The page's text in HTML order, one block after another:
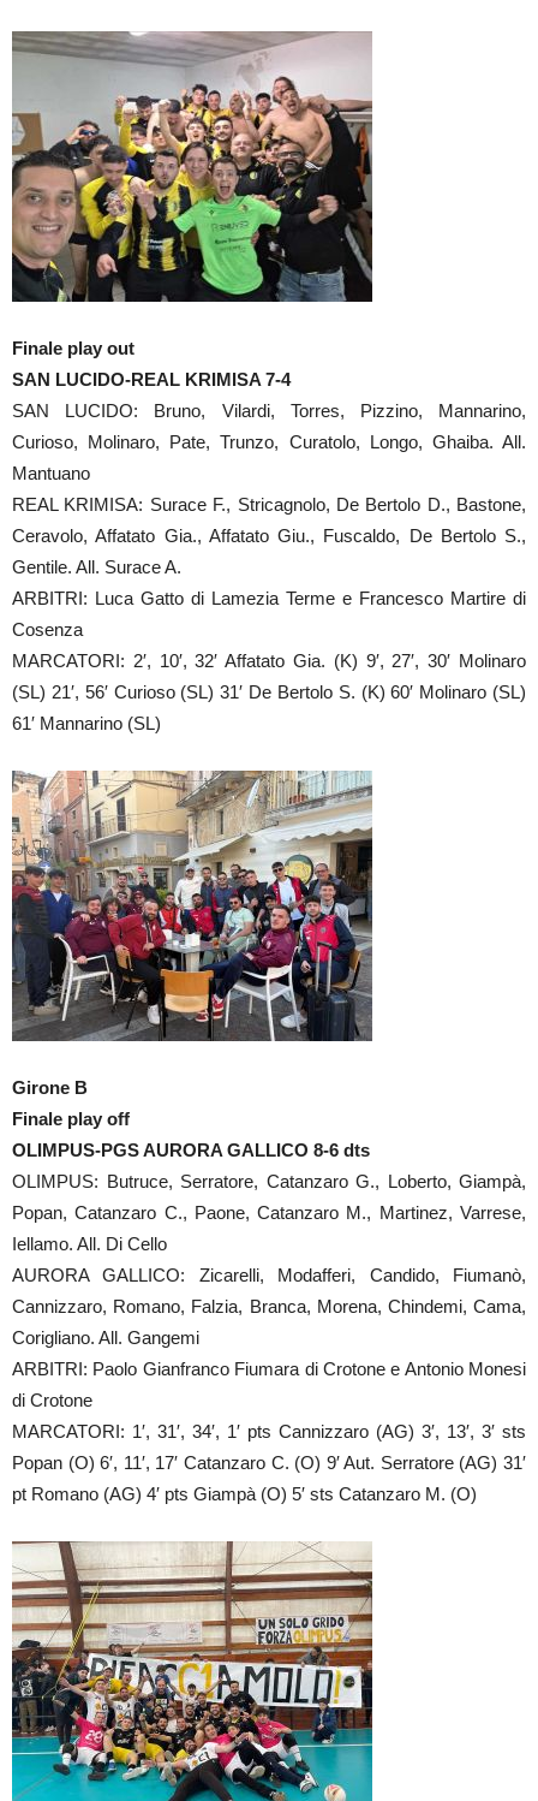
Finale play out
SAN LUCIDO-REAL KRIMISA 7-4
SAN LUCIDO: Bruno, Vilardi, Torres, Pizzino, Mannarino,
Curioso, Molinaro, Pate, Trunzo, Curatolo, Longo, Ghaiba. All.
Mantuano
REAL KRIMISA: Surace F., Stricagnolo, De Bertolo D., Bastone,
Ceravolo, Affatato Gia., Affatato Giu., Fuscaldo, De Bertolo S.,
Gentile. All. Surace A.
ARBITRI: Luca Gatto di Lamezia Terme e Francesco Martire di
Cosenza
MARCATORI: 2′, 10′, 32′ Affatato Gia. (K) 9′, 27′, 30′ Molinaro
(SL) 21′, 56′ Curioso (SL) 31′ De Bertolo S. (K) 60′ Molinaro (SL)
61′ Mannarino (SL)
Girone B
Finale play off
OLIMPUS-PGS AURORA GALLICO 8-6 dts
OLIMPUS: Butruce, Serratore, Catanzaro G., Loberto, Giampà,
Popan, Catanzaro C., Paone, Catanzaro M., Martinez, Varrese,
Iellamo. All. Di Cello
AURORA GALLICO: Zicarelli, Modafferi, Candido, Fiumanò,
Cannizzaro, Romano, Falzia, Branca, Morena, Chindemi, Cama,
Corigliano. All. Gangemi
ARBITRI: Paolo Gianfranco Fiumara di Crotone e Antonio Monesi
di Crotone
MARCATORI: 1′, 31′, 34′, 1′ pts Cannizzaro (AG) 3′, 13′, 3′ sts
Popan (O) 6′, 11′, 17′ Catanzaro C. (O) 9′ Aut. Serratore (AG) 31′
pt Romano (AG) 4′ pts Giampà (O) 5′ sts Catanzaro M. (O)